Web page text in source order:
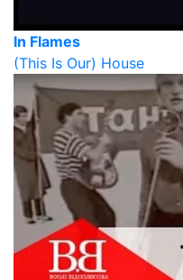
In Flames
(This Is Our) House